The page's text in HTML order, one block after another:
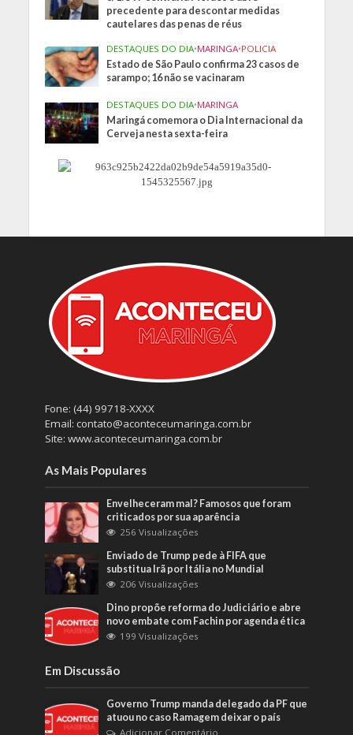
precedente para descontar medidas
cautelares das penas de réus
DESTAQUES DO DIA•MARINGA•POLICIA
Estado de São Paulo confirma 23 casos de
sarampo; 16 não se vacinaram
DESTAQUES DO DIA•MARINGA
Maringá comemora o Dia Internacional da
Cerveja nesta sexta-feira
Fone: (44) 99718-XXXX
Email: contato@aconteceumaringa.com.br
Site: www.aconteceumaringa.com.br
As Mais Populares
Envelheceram mal? Famosos que foram
criticados por sua aparência
256 Visualizações
Enviado de Trump pede à FIFA que
substitua Irã por Itália no Mundial
206 Visualizações
Dino propõe reforma do Judiciário e abre
novo embate com Fachin por agenda ética
199 Visualizações
Em Discussão
Governo Trump manda delegado da PF que
atuou no caso Ramagem deixar o país
Adicionar Comentário